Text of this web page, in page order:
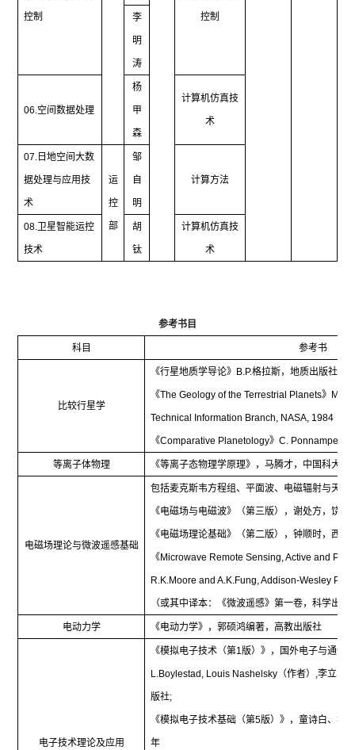
控制 控制
李
明
涛
06.空间数据处理
杨
甲
森
计算机仿真技
术
07. 日地空间大数
据处理与应用技
术
运
控
部
邹
自
明
计算方法
08. 卫星智能运控
技术
胡
钛
计算机仿真技
术
参考书目
科目 参考书
比较行星学
《行星地质学导论》 B.P.格拉斯，地质出版社，
《The Geology of the Terrestrial Planets》
Technical Information Branch, NASA, 1984
《Comparative Planetology》C.
等离子体物理 《等离子态物理学原理》，马腾才，中国科大出
电磁场理论与微波遥感基础
包括麦克斯韦方程组、平面波、电磁辐射与天线
《电磁场与电磁波》（第三版），谢处方，饶
《电磁场理论基础》（第二版），钟顺时，西安
《Microwave Remote Sensing, Active and
R.K.Moore and A.K.Fung, Addison-Wesley
（或其中译本：《微波遥感》第一卷，科学出版
电动力学 《电动力学》，郭硕鸿编著，高教出版社
电子技术理论及应用
《模拟电子技术（第1版）》，国外电子与通信
L.Boylestad, Louis Nashelsky （作者） ,李立华
版社;
《模拟电子技术基础（第5版）》，童诗白、华
年